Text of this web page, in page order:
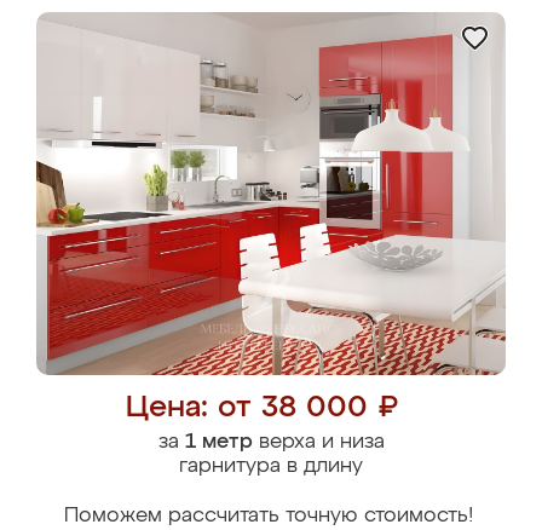
Цена: от 38 000 ₽
за 1 метрверха и низа
гарнитура в длину
Поможем рассчитать точную стоимость!